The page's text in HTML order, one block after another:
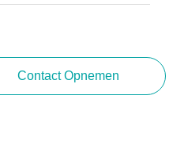
Contact Opnemen